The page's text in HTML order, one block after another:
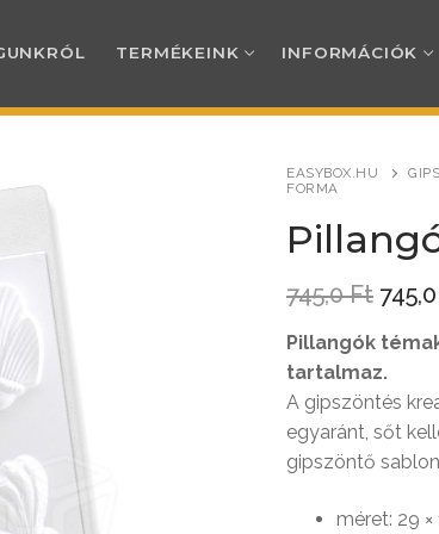
TERMÉKEINK INFORMÁCIÓK
kínáló és csomagolóanyagok
alátétek, tálcák, tálkák,
és személyes átvételi
tájékoztató
EASYBOX.HU
FORMA
745,0Ft
was:
745,0
745,0
Pillangók
tartalmaz.
A gipszöntés
egyaránt, sőt
gipszöntő
méret: 29 ×